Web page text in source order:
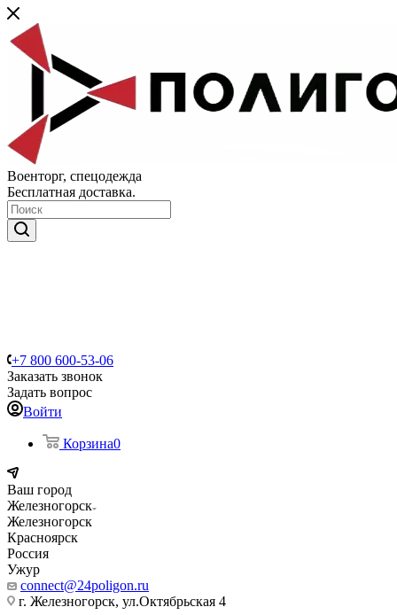
Военторг, спецодежда
Бесплатная доставка.
+7 800 600-53-06
Заказать звонок
Задать вопрос
Войти
Корзина0
Ваш город
Железногорск
Железногорск
Красноярск
Россия
Ужур
connect@24poligon.ru
г. Железногорск, ул.Октябрьская 4